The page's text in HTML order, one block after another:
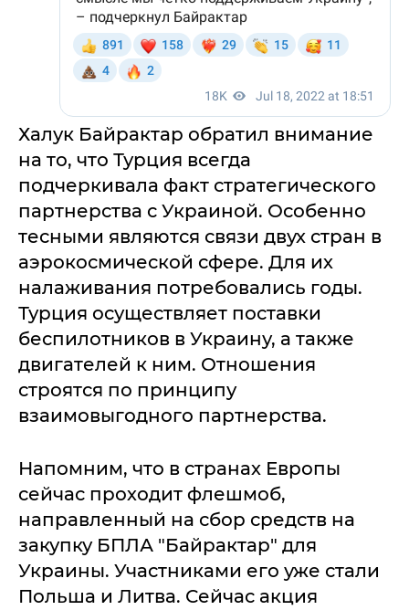
Халук Байрактар обратил внимание
на то, что Турция всегда
подчеркивала факт стратегического
партнерства с Украиной. Особенно
тесными являются связи двух стран в
аэрокосмической сфере. Для их
налаживания потребовались годы.
Турция осуществляет поставки
беспилотников в Украину, а также
двигателей к ним. Отношения
строятся по принципу
взаимовыгодного партнерства.
Напомним, что в странах Европы
сейчас проходит флешмоб,
направленный на сбор средств на
закупку БПЛА "Байрактар" для
Украины. Участниками его уже стали
Польша и Литва. Сейчас акция